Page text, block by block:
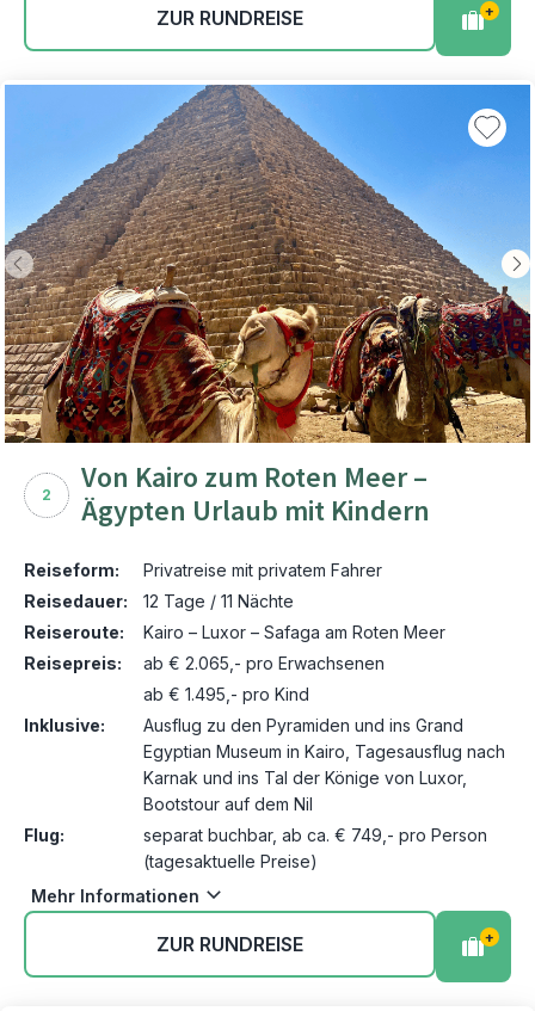
ZUR RUNDREISE +
2
Von Kairo zum Roten Meer –
Ägypten Urlaub mit Kindern
Reiseform:
Privatreise mit privatem Fahrer
Reisedauer:
12 Tage / 11 Nächte
Reiseroute:
Kairo – Luxor – Safaga am Roten Meer
Reisepreis:
ab € 2.065,- pro Erwachsenen
ab € 1.495,- pro Kind
Inklusive:
Ausflug zu den Pyramiden und ins Grand
Egyptian Museum in Kairo, Tagesausflug nach
Karnak und ins Tal der Könige von Luxor,
Bootstour auf dem Nil
Flug:
separat buchbar, ab ca. € 749,- pro Person
(tagesaktuelle Preise)
Mehr Informationen
ZUR RUNDREISE +